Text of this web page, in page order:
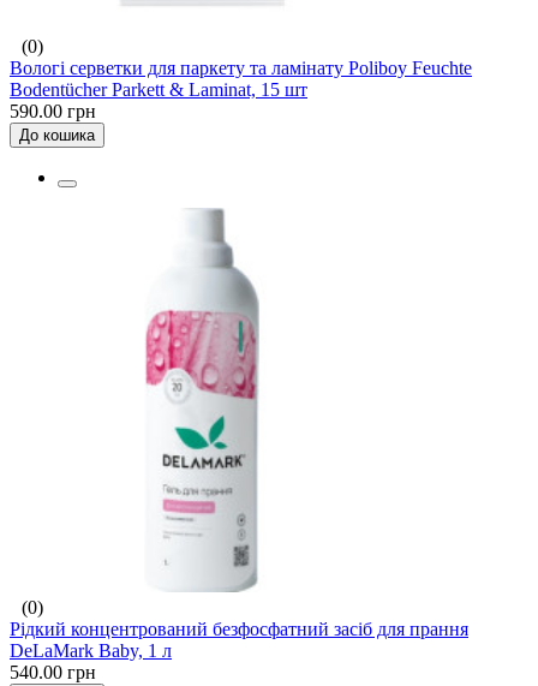
(0)
Вологі серветки для паркету та ламінату Poliboy Feuchte
Bodentücher Parkett & Laminat, 15 шт
590.00 грн
До кошика
(0)
Рідкий концентрований безфосфатний засіб для прання
DeLaMark Baby, 1 л
540.00 грн